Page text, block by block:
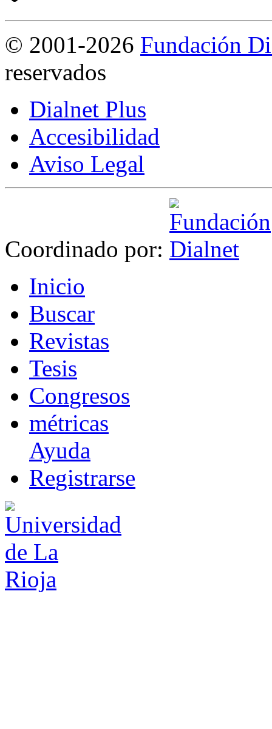
© 2001-2026 Fundación
reservados
Dialnet Plus
Accesibilidad
Aviso Legal
Coordinado por:
Inicio
Buscar
Revistas
Tesis
Congresos
métricas
Ayuda
Registrarse